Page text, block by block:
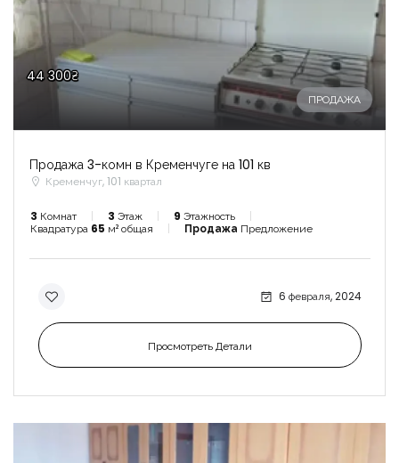
44 300₴
ПРОДАЖА
Продажа 3-комн в Кременчуге на 101 кв
Кременчуг, 101 квартал
3 Комнат 3 Этаж 9 Этажность
Квадратура 65 м² общая Продажа Предложение
6 февраля, 2024
Просмотреть Детали